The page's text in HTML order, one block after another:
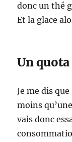
donc un thé
Et la glace
Un
Je me dis
moins
vais donc